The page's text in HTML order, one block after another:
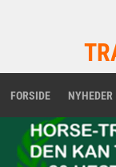
FORSIDE NYHEDER